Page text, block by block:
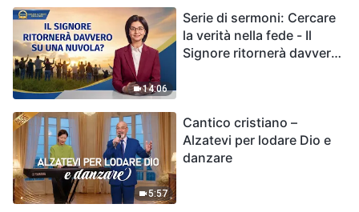
14:06
Serie di sermoni: Cercare
la verità nella fede - Il
Signore ritornerà davvero
5:57
Cantico cristiano –
Alzatevi per lodare Dio e
danzare